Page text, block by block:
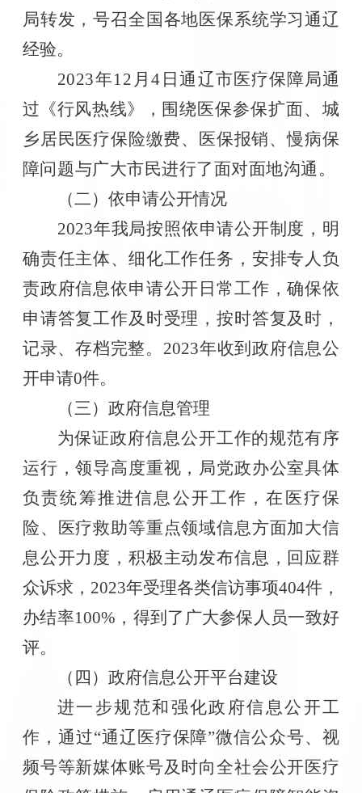
局转发，号召全国各地医保系统学习通辽
经验。
2023年12 月4 日通辽市医疗保障局通
过《行风热线》， 围绕医保参保扩面、城
乡居民医疗保险缴费、医保报销、慢病保
障问题与广大市民进行了面对面地沟通。
（二）依申请公开情况
2023年我局按照依申请公开制度，明
确责任主体、细化工作任务，安排专人负
责政府信息依申请公开日常工作，确保依
申请答复工作及时受理，按时答复及时，
记录、存档完整。 2023年收到政府信息公
开申请0件。
（三）政府信息管理
为保证政府信息公开工作的规范有序
运行，领导高度重视，局党政办公室具体
负责统筹推进信息公开工作，在医疗保
险、医疗救助等重点领域信息方面加大信
息公开力度，积极主动发布信息，回应群
众诉求， 2023年受理各类信访事项404件，
办结率100% ，得到了广大参保人员一致好
评。
（四）政府信息公开平台建设
进一步规范和强化政府信息公开工
作，通过“通辽医疗保障”微信公众号、视
频号等新媒体账号及时向全社会公开医疗